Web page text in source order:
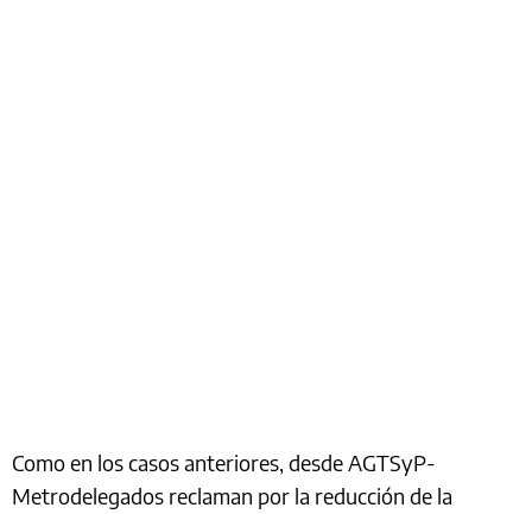
Como en los casos anteriores, desde AGTSyP-
Metrodelegados reclaman por la reducción de la